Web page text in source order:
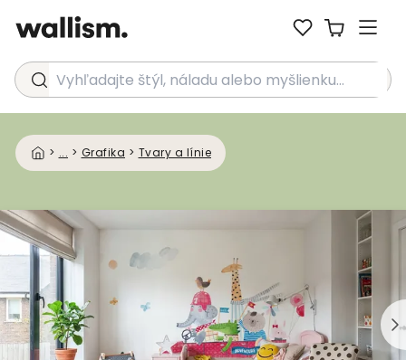
Vyhľadajte štýl, náladu alebo myšlienku...
> ... > Grafika > Tvary a línie